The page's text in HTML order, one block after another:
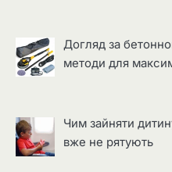
Догляд за
методи для
Чим зайняти
вже не рятують